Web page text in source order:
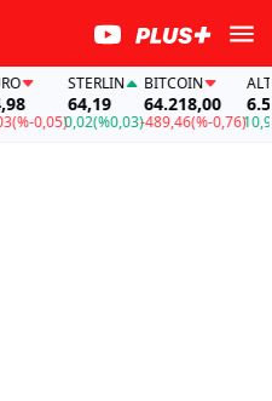
0,05)
STERLIN
64,19
0,02(%0,03)
BITCOIN
64.218,00
-489,46(%-0,76)
ALTIN
10,94